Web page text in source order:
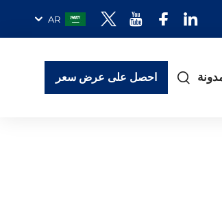
AR
احصل على عرض سعر